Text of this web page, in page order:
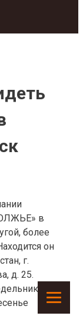
в
более
он
г.
д. 25.